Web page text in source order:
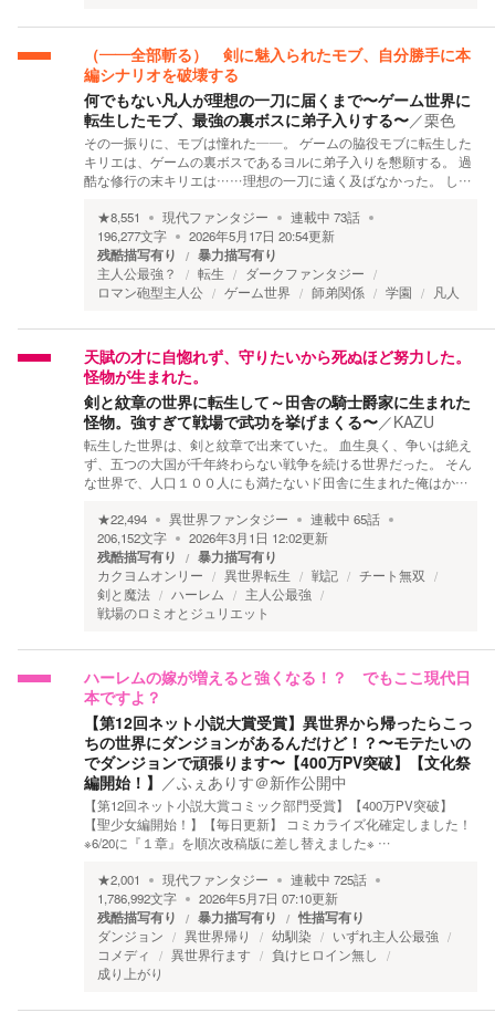
（——全部斬る） 剣に魅入られたモブ、自分勝手に本
編シナリオを破壊する
何でもない凡人が理想の一刀に届くまで〜ゲーム世界に
転生したモブ、最強の裏ボスに弟子入りする〜／栗色
その一振りに、モブは憧れた――。 ゲームの脇役モブに転生した
キリエは、ゲームの裏ボスであるヨルに弟子入りを懇願する。 過
酷な修行の末キリエは……理想の一刀に遠く及ばなかった。 し…
★8,551 現代ファンタジー 連載中 73話
196,277文字 2026年5月17日 20:54更新
残酷描写有り 暴力描写有り
主人公最強？ 転生
ダークファンタジー
ロマン砲型主人公
ゲーム世界 師弟関係 学園 凡人
天賦の才に自惚れず、守りたいから死ぬほど努力した。
怪物が生まれた。
剣と紋章の世界に転生して～田舎の騎士爵家に生まれた
怪物。強すぎて戦場で武功を挙げまくる〜／KAZU
転生した世界は、剣と紋章で出来ていた。 血生臭く、争いは絶え
ず、五つの大国が千年終わらない戦争を続ける世界だった。 そん
な世界で、人口１００人にも満たないド田舎に生まれた俺はか…
★22,494 異世界ファンタジー 連載中 65話
206,152文字 2026年3月1日 12:02更新
残酷描写有り 暴力描写有り
カクヨムオンリー 異世界転生 戦記
チート無双
剣と魔法
ハーレム
主人公最強
戦場のロミオとジュリエット
ハーレムの嫁が増えると強くなる！？ でもここ現代日
本ですよ？
【第12回ネット小説大賞受賞】異世界から帰ったらこっ
ちの世界にダンジョンがあるんだけど！？〜モテたいの
でダンジョンで頑張ります〜【400万PV突破】【文化祭
編開始！】 ／ふぇありす＠新作公開中
【第12回ネット小説大賞コミック部門受賞】【400万PV突破】
【聖少女編開始！】【毎日更新】 コミカライズ化確定しました！
※6/20に『１章』を順次改稿版に差し替えました※ …
★2,001 現代ファンタジー 連載中 725話
1,786,992文字 2026年5月7日 07:10更新
残酷描写有り 暴力描写有り 性描写有り
ダンジョン 異世界帰り 幼馴染
いずれ主人公最強
コメディ
異世界行ます
負けヒロイン無し
成り上がり